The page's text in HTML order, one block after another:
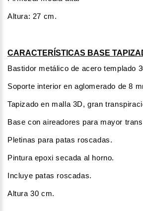
Altura: 27 cm.
CARACTERÍSTICAS BASE
Bastidor metálico de acero templado
Soporte interior en aglomerado de 8
Tapizado en malla 3D, gran
Base con aireadores para mayor
Pletinas para patas roscadas.
Pintura epoxi secada al horno.
Incluye patas roscadas.
Altura 30 cm.